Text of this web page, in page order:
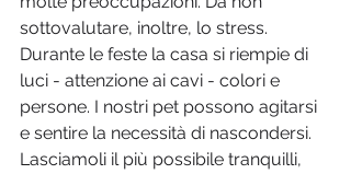
sottovalutare, inoltre, lo stress.
Durante le feste la casa si riempie di
luci - attenzione ai cavi - colori e
persone. I nostri pet possono agitarsi
e sentire la necessità di nascondersi.
Lasciamoli il più possibile tranquilli,